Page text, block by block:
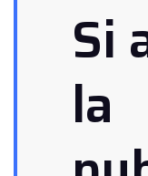
Si
la